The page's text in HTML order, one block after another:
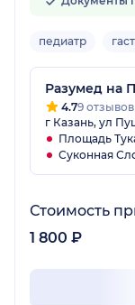
педиатр
Разумед на
4.79 отзывов
г Казань, ул
Площадь
Суконная
Стоимость
1 800 ₽